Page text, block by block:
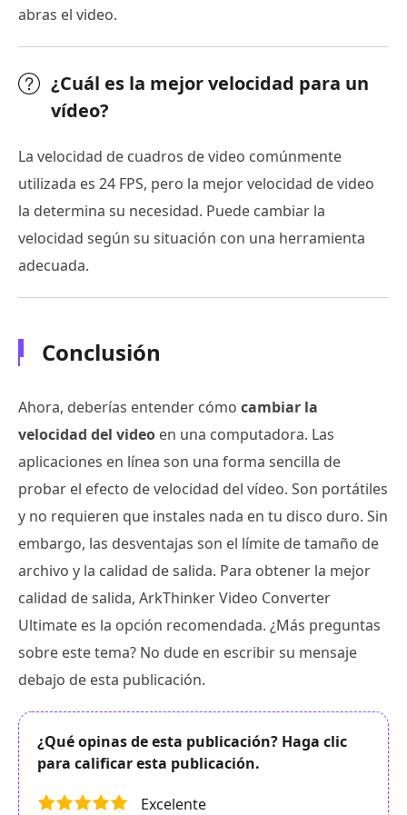
abras el video.
¿Cuál es la mejor velocidad para un
vídeo?
La velocidad de cuadros de video comúnmente
utilizada es 24 FPS, pero la mejor velocidad de video
la determina su necesidad. Puede cambiar la
velocidad según su situación con una herramienta
adecuada.
Conclusión
Ahora, deberías entender cómo cambiar la
velocidad del video en una computadora. Las
aplicaciones en línea son una forma sencilla de
probar el efecto de velocidad del vídeo. Son portátiles
y no requieren que instales nada en tu disco duro. Sin
embargo, las desventajas son el límite de tamaño de
archivo y la calidad de salida. Para obtener la mejor
calidad de salida, ArkThinker Video Converter
Ultimate es la opción recomendada. ¿Más preguntas
sobre este tema? No dude en escribir su mensaje
debajo de esta publicación.
¿Qué opinas de esta publicación? Haga clic
para calificar esta publicación.
Excelente